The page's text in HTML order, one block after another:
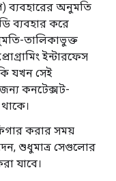
ব্যবহারের অনুমতি
ব্যবহার করে
তালিকাভুক্ত
ইন্টারফেস
যখন সেই
কনটেক্সট-
করার সময়
শুধুমাত্র সেগুলোর
যাবে।